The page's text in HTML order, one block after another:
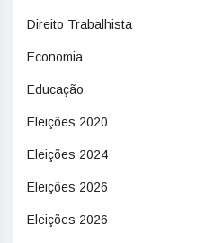
Direito Trabalhista
Economia
Educação
Eleições 2020
Eleições 2024
Eleições 2026
Eleições 2026